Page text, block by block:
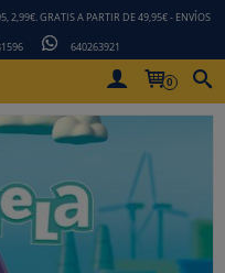
2,99€. GRATIS A PARTIR DE 49,95€ - ENVÍOS
640263921
0